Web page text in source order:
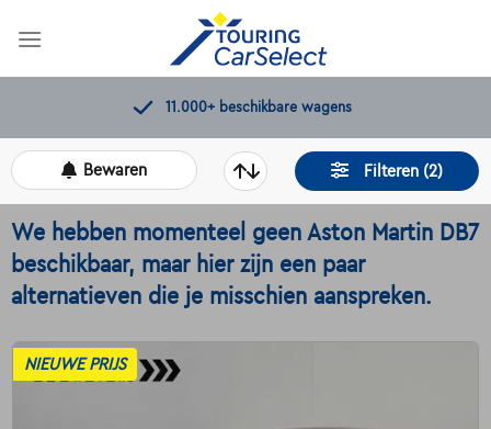
Kwaliteitscontroles door Touring
Filteren (2)
Bewaren
We hebben momenteel geen Aston Martin DB7
beschikbaar, maar hier zijn een paar
alternatieven die je misschien aanspreken.
NIEUWE PRIJS